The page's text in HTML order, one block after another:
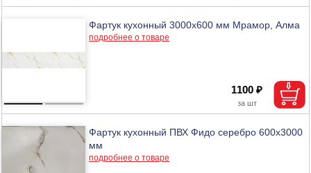
Фартук кухонный 3000х600 мм Мрамор, Алма
подробнее о товаре
1100 ₽
Фартук кухонный ПВХ Фидо серебро 600х3000
мм
подробнее о товаре